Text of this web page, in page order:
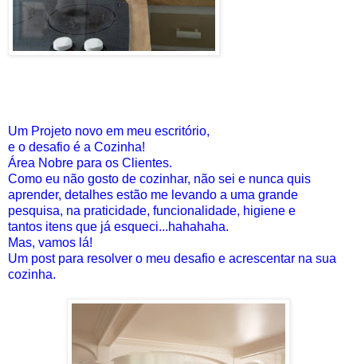
Um Projeto novo em meu escritório,
e o desafio é a Cozinha!
Área Nobre para os Clientes.
Como eu não gosto de cozinhar, não sei e nunca quis
aprender, detalhes estão me levando a uma grande
pesquisa, na praticidade, funcionalidade, higiene e
tantos itens que já esqueci...hahahaha.
Mas, vamos lá!
Um post para resolver o meu desafio e acrescentar na sua
cozinha.